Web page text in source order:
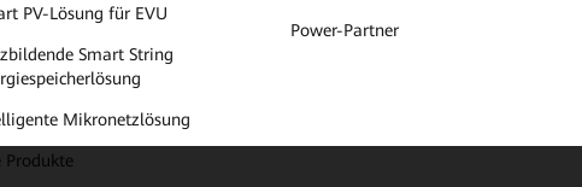
PV-Lösung für EVU
Smart String
Mikronetzlösung
Produkte
Power-Partner